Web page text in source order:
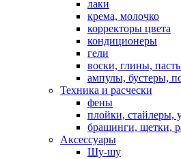
лаки
крема, молочко
корректоры цвета
кондиционеры
гели
воски, глины,
ампулы, бустеры,
Техника и расчески
фены
плойки, стайлеры,
брашинги, щетки,
Аксессуары
Шу-шу